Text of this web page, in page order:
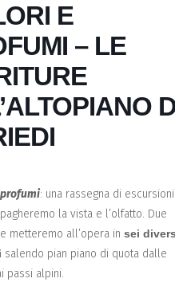
E
– LE
: una rassegna di escursioni
la vista e l’olfatto. Due
metteremo all’opera in sei
salendo pian piano di quota dalle
passi alpini.